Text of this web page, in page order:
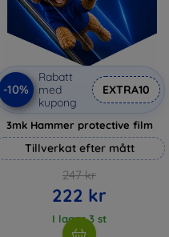
-10%
Rabatt
med
kupong
EXTRA10
3mk Hammer protective film
Tillverkat efter mått
247 kr
222 kr
I lager 3 st